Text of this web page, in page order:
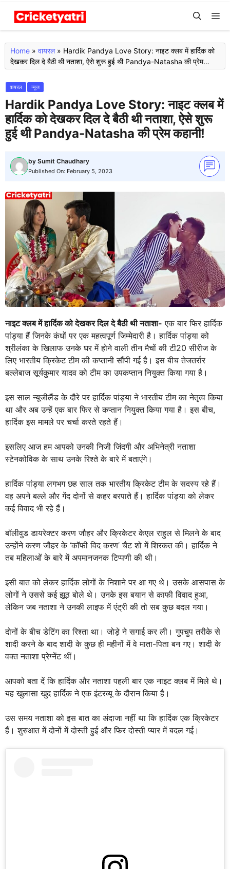
Skip
content
Home » वायरल» Hardik Pandya Love Story: नाइट क्लब में हार्दिक को
देखकर दिल दे बैठी थी नताशा, ऐसे शुरू हुई थी Pandya-Natasha की प्रेम
कहानी!
वायरल न्यूज
Hardik Pandya Love Story: नाइट क्लब में
हार्दिक को देखकर दिल दे बैठी थी नताशा, ऐसे शुरू
हुई थी Pandya-Natasha की प्रेम कहानी!
by Sumit Chaudhary
Published On: February 5, 2023
नाइटक्लब में हार्दिक को देखकर दिल दे बैठी थी नताशा- एक बार फिर हार्दिक
पांड्या हैं जिनके कंधों पर एक महत्वपूर्ण जिम्मेदारी है। हार्दिक पांड्या को
श्रीलंका के खिलाफ उनके घर में होने वाली तीन मैचों की टी20 सीरीज के
लिए भारतीय क्रिकेट टीम की कप्तानी सौंपी गई है। इस बीच तेजतर्रार
बल्लेबाज सूर्यकुमार यादव को टीम का उपकप्तान नियुक्त किया गया है।
इस साल न्यूजीलैंड के दौरे पर हार्दिक पांड्या ने भारतीय टीम का नेतृत्व किया
था और अब उन्हें एक बार फिर से कप्तान नियुक्त किया गया है। इस बीच,
हार्दिक इस मामले पर चर्चा करते रहते हैं।
इसलिए आज हम आपको उनकी निजी जिंदगी और अभिनेत्री नताशा
स्टेनकोविक के साथ उनके रिश्ते के बारे में बताएंगे।
हार्दिक पांड्या लगभग छह साल तक भारतीय क्रिकेट टीम के सदस्य रहे हैं।
वह अपने बल्ले और गेंद दोनों से कहर बरपाते हैं। हार्दिक पांड्या को लेकर
कई विवाद भी रहे हैं।
बॉलीवुड डायरेक्टर करण जौहर और क्रिकेटर केएल राहुल से मिलने के बाद
उन्होंने करण जौहर के ‘कॉफी विद करण’ चैट शो में शिरकत की। हार्दिक ने
तब महिलाओं के बारे में अपमानजनक टिप्पणी की थी।
इसी बात को लेकर हार्दिक लोगों के निशाने पर आ गए थे। उसके आसपास के
लोगों ने उससे कई झूठ बोले थे। उनके इस बयान से काफी विवाद हुआ,
लेकिन जब नताशा ने उनकी लाइफ में एंट्री की तो सब कुछ बदल गया।
दोनों के बीच डेटिंग का रिश्ता था। जोड़े ने सगाई कर ली। गुपचुप तरीके से
शादी करने के बाद शादी के कुछ ही महीनों में वे माता-पिता बन गए। शादी के
वक्त नताशा प्रेग्नेंट थीं।
आपको बता दें कि हार्दिक और नताशा पहली बार एक नाइट क्लब में मिले थे।
यह खुलासा खुद हार्दिक ने एक इंटरव्यू के दौरान किया है।
उस समय नताशा को इस बात का अंदाजा नहीं था कि हार्दिक एक क्रिकेटर
हैं। शुरुआत में दोनों में दोस्ती हुई और फिर दोस्ती प्यार में बदल गई।